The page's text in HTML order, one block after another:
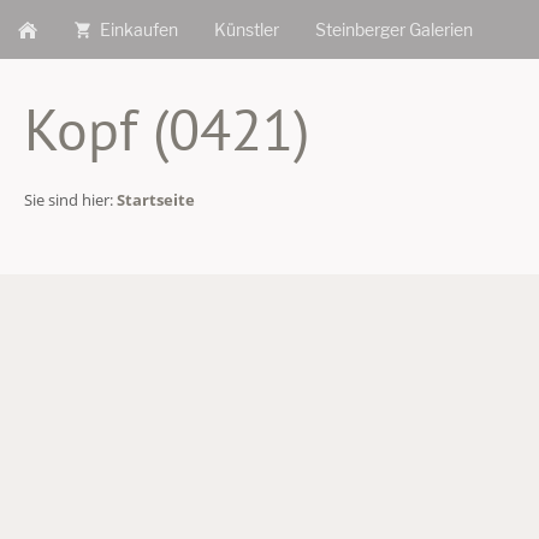
Einkaufen Künstler Steinberger Galerien
Kopf (0421)
Sie sind hier:Startseite